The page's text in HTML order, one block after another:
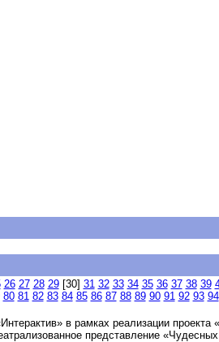
26 27 28 29[30] 31 32 33 34 35 36 37 38 39
80 81 82 83 84 85 86 87 88 89 90 91 92 93 94
в рамках реализации проекта
представление «Чудесных